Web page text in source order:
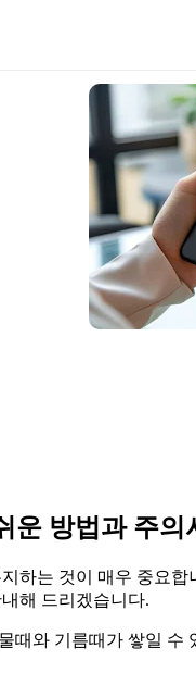
운 방법과 주의
하는 것이 매우 중요
해 드리겠습니다.
때와 기름때가 쌓일